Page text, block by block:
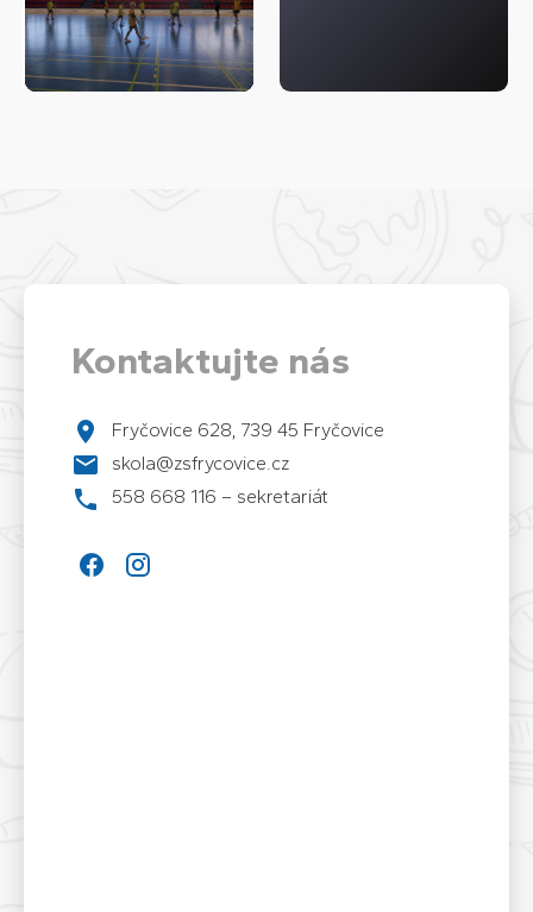
Kontaktujte nás
Fryčovice 628, 739 45 Fryčovice
skola@zsfrycovice.cz
558 668 116 – sekretariát